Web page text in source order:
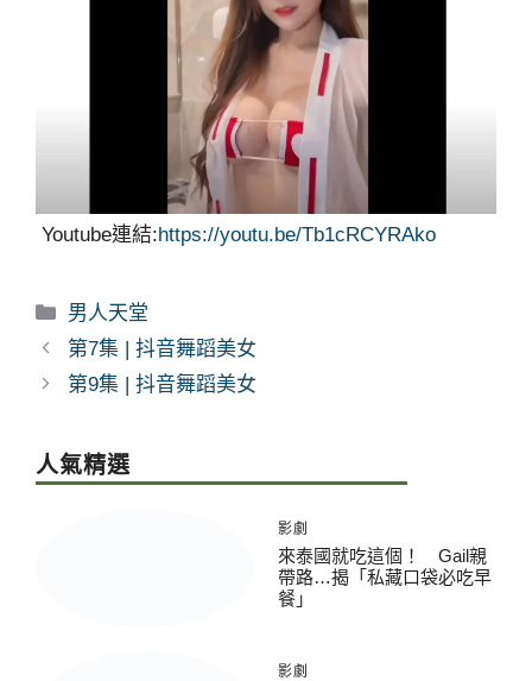
Youtube連結:https://youtu.be/Tb1cRCYRAko
分
類
男人天堂
第7集 | 抖音舞蹈美女
第9集 | 抖音舞蹈美女
人氣精選
影劇
來泰國就吃這個！ Gail親
帶路…揭「私藏口袋必吃早
餐」
影劇